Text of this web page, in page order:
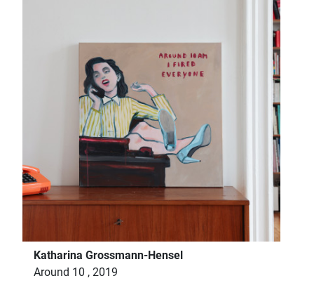
Katharina Grossmann-Hensel
Around 10 , 2019